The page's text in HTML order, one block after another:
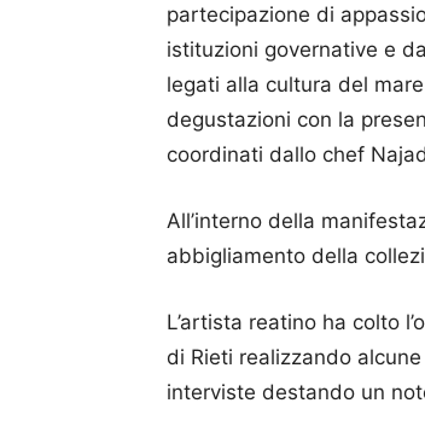
partecipazione di
istituzioni governative e
legati alla cultura del
degustazioni con la
coordinati dallo chef
All’interno della
abbigliamento della
L’artista reatino ha colto
di Rieti realizzando
interviste destando un